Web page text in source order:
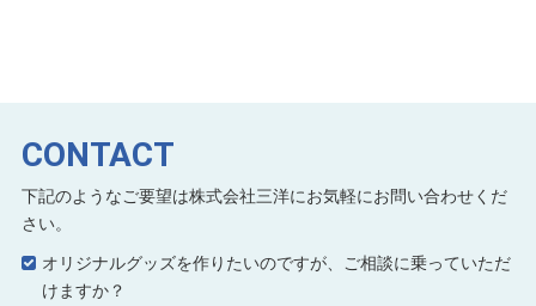
CONTACT
下記のようなご要望は株式会社三洋にお気軽にお問い合わせくだ
さい。
オリジナルグッズを作りたいのですが、ご相談に乗っていただ
けますか？